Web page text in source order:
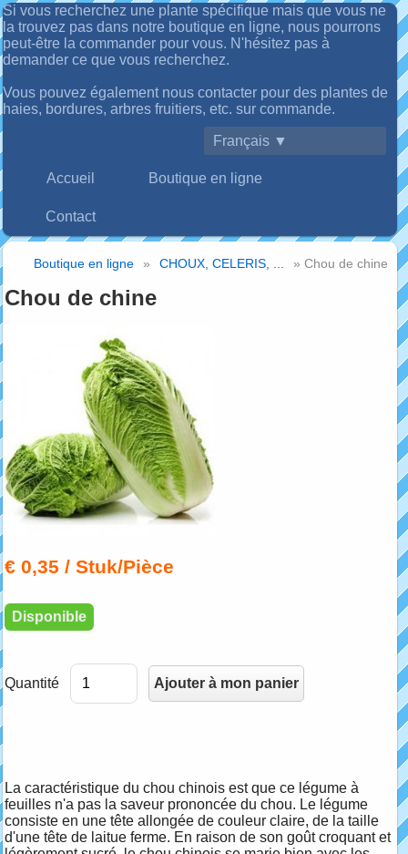
Si vous recherchez une plante spécifique mais que vous ne
la trouvez pas dans notre boutique en ligne, nous pourrons
peut-être la commander pour vous. N'hésitez pas à
demander ce que vous recherchez.
Vous pouvez également nous contacter pour des plantes de
haies, bordures, arbres fruitiers, etc. sur commande.
Français ▼
Accueil Boutique en ligne
Contact
Boutique en ligne » CHOUX, CELERIS, ... » Chou de chine
Chou de chine
€ 0,35 / Stuk/Pièce
Disponible
Quantité
La caractéristique du chou chinois est que ce légume à
feuilles n'a pas la saveur prononcée du chou. Le légume
consiste en une tête allongée de couleur claire, de la taille
d'une tête de laitue ferme. En raison de son goût croquant et